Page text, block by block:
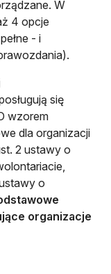
W
4 opcje
- i
się
wzorem
dla organizacji
2 ustawy o
o
organizacje